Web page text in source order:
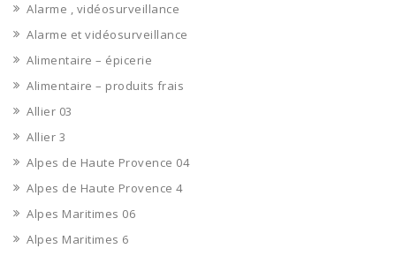
Alarme , vidéosurveillance
Alarme et vidéosurveillance
Alimentaire – épicerie
Alimentaire – produits frais
Allier 03
Allier 3
Alpes de Haute Provence 04
Alpes de Haute Provence 4
Alpes Maritimes 06
Alpes Maritimes 6